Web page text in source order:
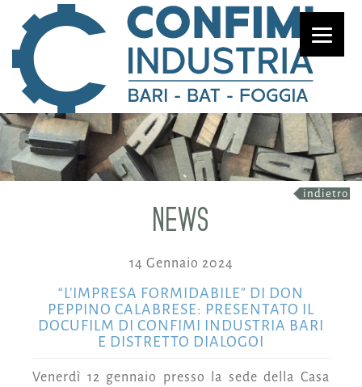
indietro
NEWS
14 Gennaio 2024
“L’IMPRESA FORMIDABILE” DI DON
PEPPINO CALABRESE: PRESENTATO IL
DOCUFILM DI CONFIMI INDUSTRIA BARI
E DISTRETTO DIALOGOI
Venerdì 12 gennaio presso la sede della Casa